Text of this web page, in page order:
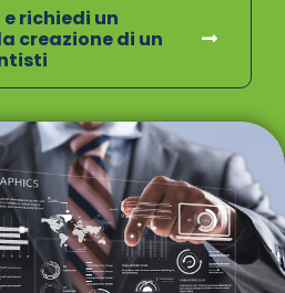
richiedi un
creazione di un